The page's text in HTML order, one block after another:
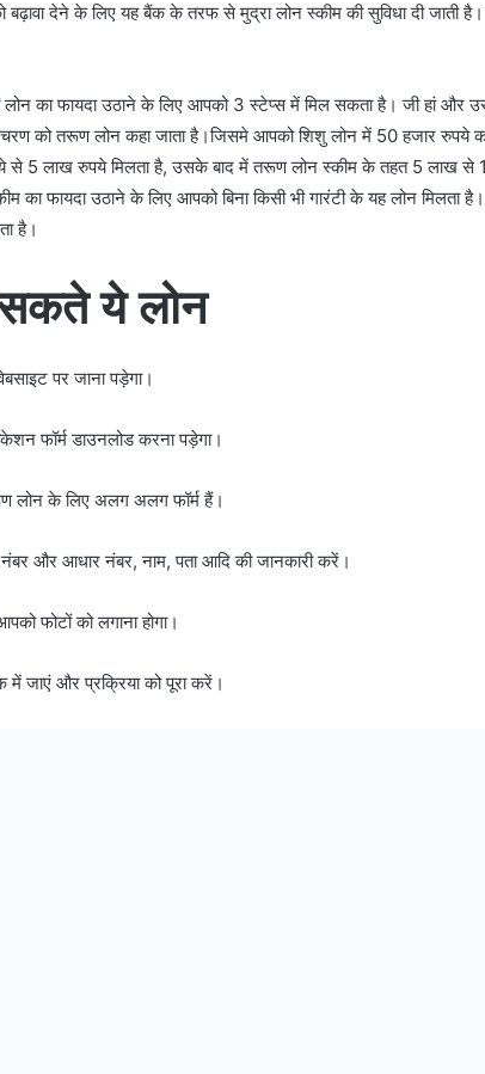
देने के लिए यह बैंक के तरफ से मुद्रा लोन स्कीम की सुविधा दी जाती
लोन का फायदा उठाने के लिए आपको 3 स्टेप्स में मिल सकता है। जी हां और
को तरूण लोन कहा जाता है।जिसमे आपको शिशु लोन में 50 हजार रुपये
से 5 लाख रुपये मिलता है, उसके बाद में तरूण लोन स्कीम के तहत 5 लाख से
का फायदा उठाने के लिए आपको बिना किसी भी गारंटी के यह लोन मिलता
है।
ये लोन
पर जाना पड़ेगा।
फॉर्म डाउनलोड करना पड़ेगा।
लोन के लिए अलग अलग फॉर्म हैं।
और आधार नंबर, नाम, पता आदि की जानकारी करें।
फोटों को लगाना होगा।
में जाएं और प्रक्रिया को पूरा करें।